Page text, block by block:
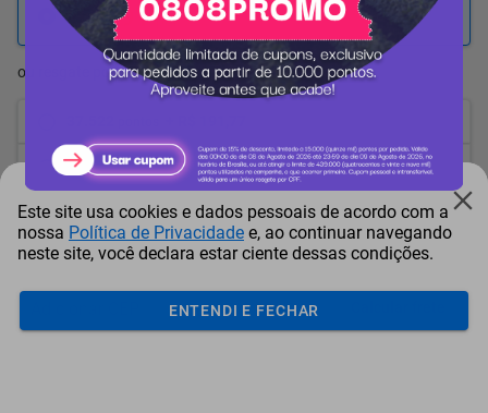
41.691 pontos
ou resgate porpontos + dinheiro
35.438 pontos + R$ 287,64
33.353 pontos + R$ 383,55
Este site usa cookies e dados pessoais de acordo com a
nossa Política de Privacidade e, ao continuar navegando
neste site, você declara estar ciente dessas condições.
ENTENDI E FECHAR